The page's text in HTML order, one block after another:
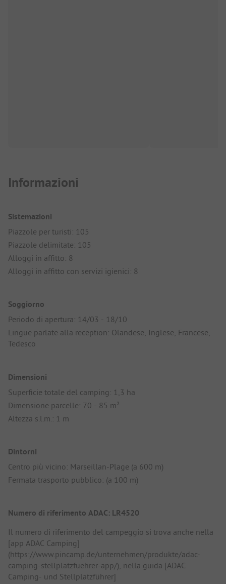
Informazioni
Sistemazioni
Piazzole per turisti: 105
Piazzole delimitate: 105
Alloggi in affitto: 8
Alloggi in affitto con servizi igienici: 8
Soggiorno
Periodo di apertura: 14/03 - 18/10
Lingue parlate alla reception: Olandese, Inglese, Francese,
Tedesco
Dimensioni
Superficie totale del camping: 1,3 ha
Dimensione parcelle: 70 - 85 m²
Altezza s.l.m.: 1 m
Dintorni
Centro più vicino: Marseillan-Plage (a 600 m)
Fermata trasporto pubblico: (a 100 m)
Numero di riferimento ADAC: LR4520
Il numero di riferimento del campeggio si trova anche nella
[app ADAC Camping]
(https://www.pincamp.de/unternehmen/produkte/adac-
camping-stellplatzfuehrer-app/), nella guida [ADAC
Camping- und Stellplatzführer]